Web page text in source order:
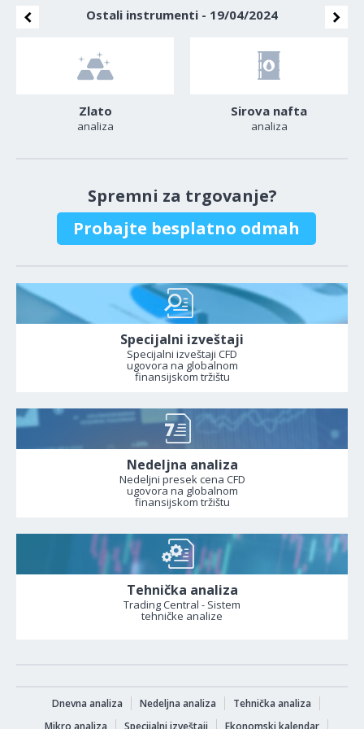
Ostali instrumenti - 19/04/2024
Zlato
analiza
Sirova nafta
analiza
Spremni za trgovanje?
Probajte besplatno odmah
Specijalni izveštaji
Specijalni izveštaji CFD
ugovora na globalnom
finansijskom tržištu
Nedeljna analiza
Nedeljni presek cena CFD
ugovora na globalnom
finansijskom tržištu
Tehnička analiza
Trading Central - Sistem
tehničke analize
Dnevna analiza Nedeljna analiza
Tehnička analiza
Mikro analiza
Specijalni izveštaji Ekonomski kalendar